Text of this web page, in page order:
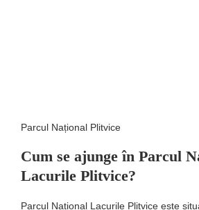
Parcul Național Plitvice
Cum se ajunge în Parcul
Lacurile Plitvice?
Parcul Național Lacurile Plitvice este